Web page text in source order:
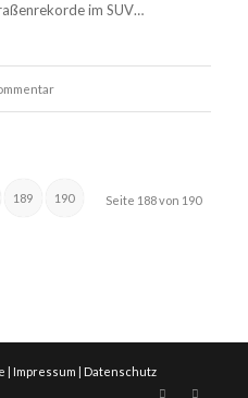
im SUV…
Seite 188 von 190
189 190
| Impressum | Datenschutz